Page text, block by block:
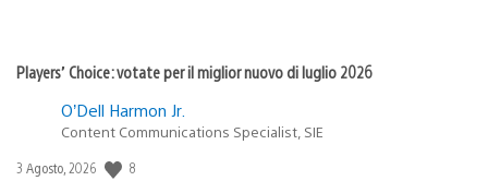
Players’ Choice: votate per il miglior nuovo di luglio 2026
O’Dell Harmon Jr.
Content Communications Specialist, SIE
Data
3 Agosto, 2026 8